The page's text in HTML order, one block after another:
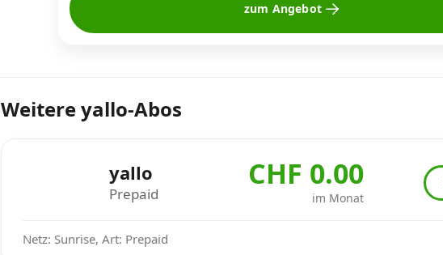
zum Angebot
Weitere yallo-Abos
yallo
Prepaid
CHF 0.00
im Monat
Netz: Sunrise, Art: Prepaid